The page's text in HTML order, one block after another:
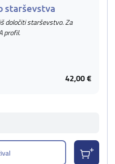
starševstva
določiti starševstvo. Za
profil.
42,00 €